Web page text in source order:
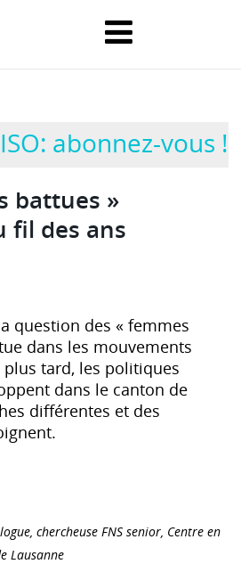
abonnez-vous !
battues »
fil des ans
question des « femmes
dans les mouvements
tard, les politiques
dans le canton de
différentes et des
chercheuse FNS senior, Centre en
Lausanne